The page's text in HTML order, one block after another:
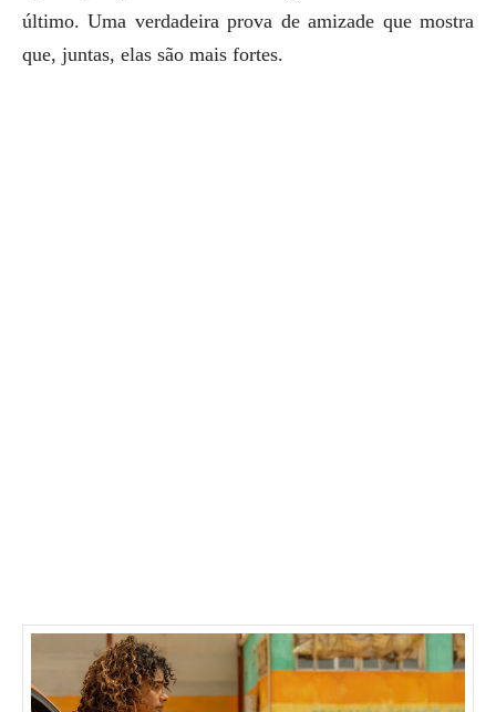
último. Uma verdadeira prova de amizade que mostra
que, juntas, elas são mais fortes.